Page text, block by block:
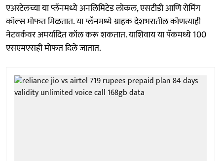
एअरटेलच्या या प्लॅनमध्ये अनलिमिटेड लोकल, एसटीडी आणि रोमिंग
कॉल्स मोफत मिळतात. या प्लॅनमध्ये ग्राहक देशभरातील कोणत्याही
नेटवर्कवर अमर्यादित कॉल करू शकतात. याशिवाय या पॅकमध्ये 100
एसएमएसही मोफत दिले जातात.